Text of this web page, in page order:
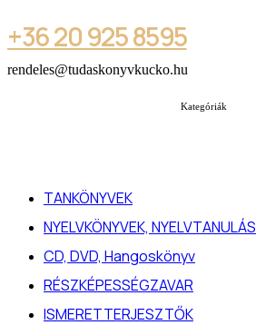
+36 20 925 8595
rendeles@tudaskonyvkucko.hu
Kategóriák
TANKÖNYVEK
NYELVKÖNYVEK, NYELVTANULÁS
CD, DVD, Hangoskönyv
RÉSZKÉPESSÉGZAVAR
ISMERETTERJESZTŐK